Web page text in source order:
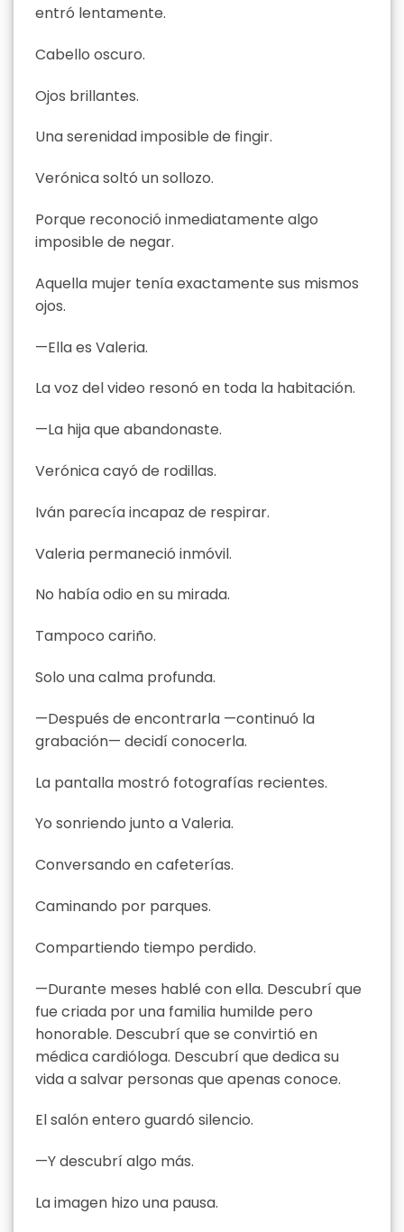
entró lentamente.
Cabello oscuro.
Ojos brillantes.
Una serenidad imposible de fingir.
Verónica soltó un sollozo.
Porque reconoció inmediatamente algo
imposible de negar.
Aquella mujer tenía exactamente sus mismos
ojos.
—Ella es Valeria.
La voz del video resonó en toda la habitación.
—La hija que abandonaste.
Verónica cayó de rodillas.
Iván parecía incapaz de respirar.
Valeria permaneció inmóvil.
No había odio en su mirada.
Tampoco cariño.
Solo una calma profunda.
—Después de encontrarla —continuó la
grabación— decidí conocerla.
La pantalla mostró fotografías recientes.
Yo sonriendo junto a Valeria.
Conversando en cafeterías.
Caminando por parques.
Compartiendo tiempo perdido.
—Durante meses hablé con ella. Descubrí que
fue criada por una familia humilde pero
honorable. Descubrí que se convirtió en
médica cardióloga. Descubrí que dedica su
vida a salvar personas que apenas conoce.
El salón entero guardó silencio.
—Y descubrí algo más.
La imagen hizo una pausa.